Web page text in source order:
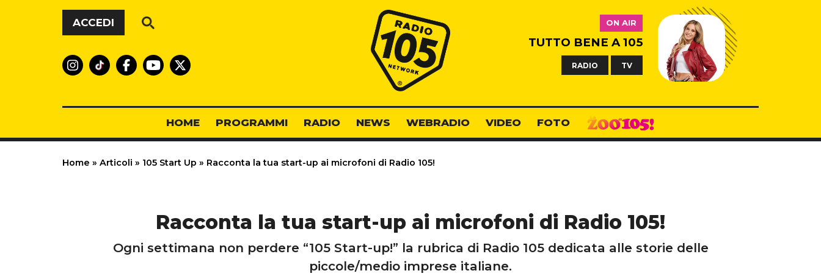
Vai al contenuto
ACCEDI
Radio 105
ON AIR
TUTTO BENE A 105
RADIO TV
HOME PROGRAMMI RADIO NEWS WEBRADIO VIDEO FOTO
Home » Articoli » 105 Start Up » Racconta la tua start-up ai microfoni di Radio 105!
Racconta la tua start-up ai microfoni di Radio 105!
Ogni settimana non perdere “105 Start-up!” la rubrica di Radio 105 dedicata alle storie delle
piccole/medio imprese italiane.